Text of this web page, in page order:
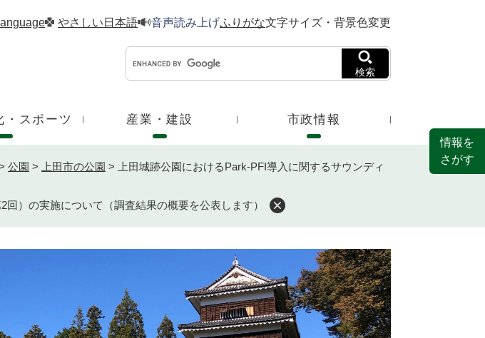
やさしい日本語 音声読み上げふりがな文字サイズ・背景色変更
検索
・スポーツ 産業・建設 市政情報
公園 > 上田市の公園 >
上田城跡公園におけるPark-PFI導入に関するサウンディ
）の実施について（調査結果の概要を公表します）
情報を
さがす